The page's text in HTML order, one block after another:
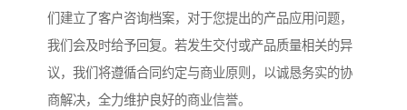
们建立了客户咨询档案，对于您提出的产品应用问题，
我们会及时给予回复。若发生交付或产品质量相关的异
议，我们将遵循合同约定与商业原则，以诚恳务实的协
商解决，全力维护良好的商业信誉。